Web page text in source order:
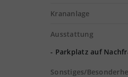
Krananlage
Ausstattung
- Parkplatz auf
Sonstiges/